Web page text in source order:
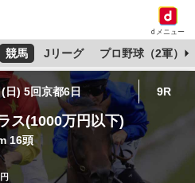
dメニュー
競馬 Jリーグ プロ野球（2軍）
日) 5回京都6日 9R
ス(1000万円以下)
16頭